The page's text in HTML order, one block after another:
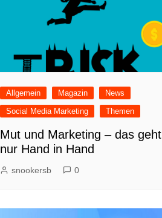
Allgemein Magazin
News
Social Media Marketing
Themen
Mut und Marketing – das geht
nur Hand in Hand
snookersb 0